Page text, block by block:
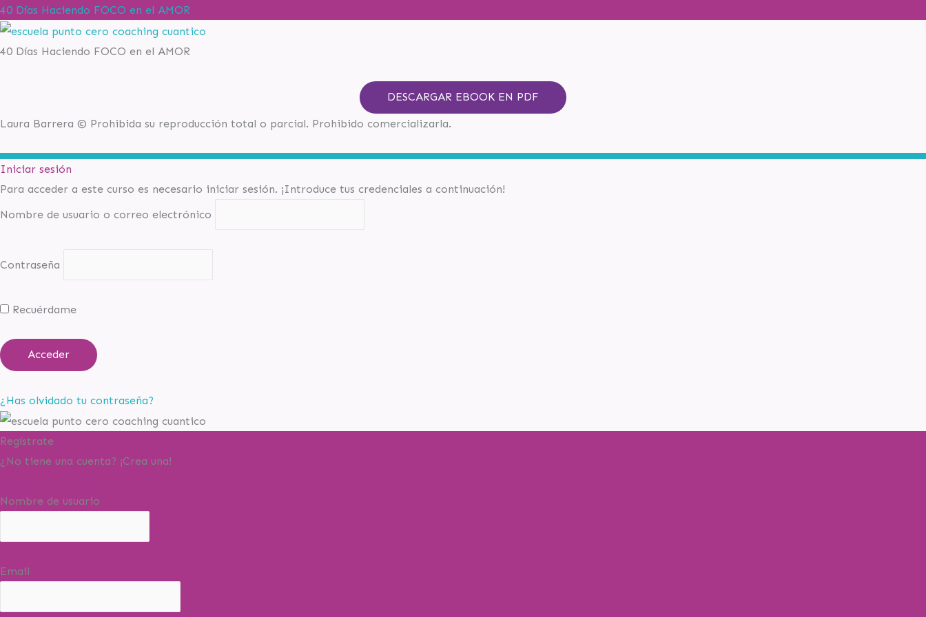
40 Días Haciendo FOCO en el AMOR
40 Días Haciendo FOCO en el AMOR
DESCARGAR EBOOK EN PDF
Laura Barrera © Prohibida su reproducción total o parcial. Prohibido comercializarla.
Iniciar sesión
Para acceder a este curso es necesario iniciar sesión. ¡Introduce tus credenciales a continuación!
Nombre de usuario o correo electrónico
Contraseña
Recuérdame
¿Has olvidado tu contraseña?
Regístrate
¿No tiene una cuenta? ¡Crea una!
Nombre de usuario
Email